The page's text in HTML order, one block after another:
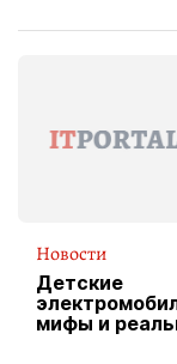
Новости
Детские
мифы и